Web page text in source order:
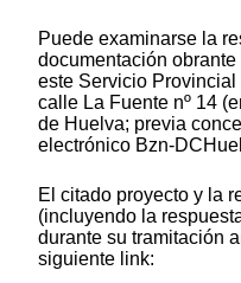
Puede examinarse la
documentación
este Servicio
calle La Fuente nº 14
de Huelva; previa
electrónico Bzn-
El citado proyecto y la
(incluyendo la
durante su tramitación
siguiente link: